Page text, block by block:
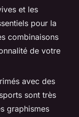
et les
pour la
combinaisons
de votre
avec des
sont très
graphismes